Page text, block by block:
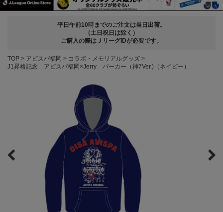
平日午前10時までのご注文は当日出荷。
（土日祝日は除く）
ご購入の際はＪリーグIDが必要です。
TOP アビスパ福岡
コラボ・メモリアルグッズ
J1昇格記念 アビスパ福岡×Jerry パーカー（神7Ver.)（ネイビー）